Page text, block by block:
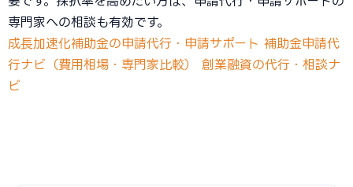
専門家への相談も有効です。
成長加速化補助金の申請代行・申請サポート 補助金申請代
行ナビ（費用相場・専門家比較）
創業融資の代行・相談ナ
ビ